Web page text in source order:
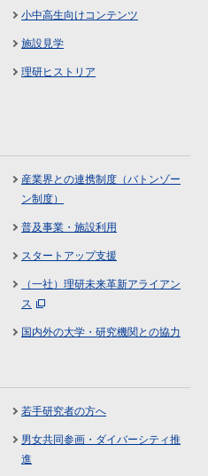
小中高生向けコンテンツ
施設見学
理研ヒストリア
産業界との連携制度（バトンゾー
ン制度）
普及事業・施設利用
スタートアップ支援
（一社）理研未来革新アライアン
ス
国内外の大学・研究機関との協力
若手研究者の方へ
男女共同参画・ダイバーシティ推
進